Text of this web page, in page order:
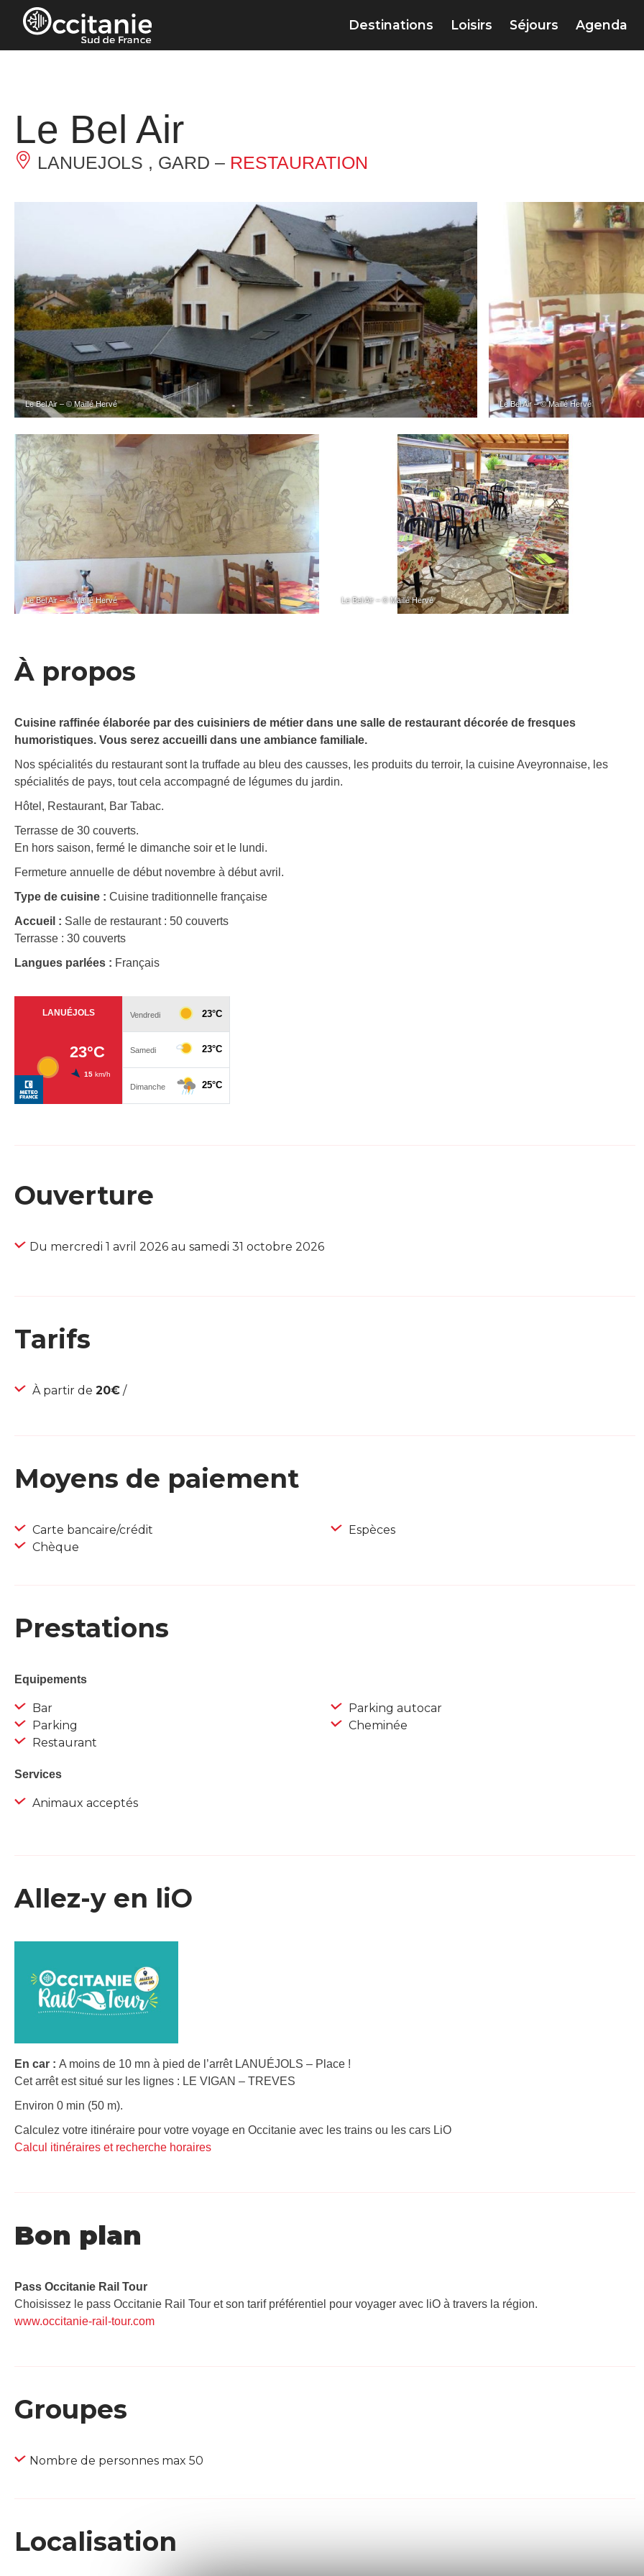
Panneau de gestion des cookies
Destinations Loisirs Séjours Agenda
Le Bel Air
LANUEJOLS , GARD – RESTAURATION
Le Bel Air – © Maillé Hervé Le Bel Air – © Maillé Hervé
Le Bel Air – © Maillé Hervé Le Bel Air – © Maillé Hervé
À propos
Cuisine raffinée élaborée par des cuisiniers de métier dans une salle de restaurant décorée de fresques
humoristiques. Vous serez accueilli dans une ambiance familiale.
Nos spécialités du restaurant sont la truffade au bleu des causses, les produits du terroir, la cuisine Aveyronnaise, les
spécialités de pays, tout cela accompagné de légumes du jardin.
Hôtel, Restaurant, Bar Tabac.
Terrasse de 30 couverts.
En hors saison, fermé le dimanche soir et le lundi.
Fermeture annuelle de début novembre à début avril.
Type de cuisine : Cuisine traditionnelle française
Accueil : Salle de restaurant : 50 couverts
Terrasse : 30 couverts
Langues parlées : Français
Ouverture
Du mercredi 1 avril 2026 au samedi 31 octobre 2026
Tarifs
À partir de 20€ /
Moyens de paiement
Carte bancaire/crédit
Chèque
Espèces
Prestations
Equipements
Bar
Parking
Restaurant
Parking autocar
Cheminée
Services
Animaux acceptés
Allez-y en liO
En car : A moins de 10 mn à pied de l’arrêt LANUÉJOLS – Place !
Cet arrêt est situé sur les lignes : LE VIGAN – TREVES
Environ 0 min (50 m).
Calculez votre itinéraire pour votre voyage en Occitanie avec les trains ou les cars LiO
Calcul itinéraires et recherche horaires
Bon plan
Pass Occitanie Rail Tour​
Choisissez le pass Occitanie Rail Tour et son tarif préférentiel pour voyager avec liO à travers la région.
www.occitanie-rail-tour.com
Groupes
Nombre de personnes max 50
Localisation